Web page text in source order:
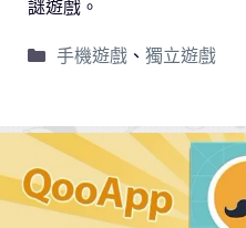
謎遊戲。
手機遊戲、 獨立遊戲